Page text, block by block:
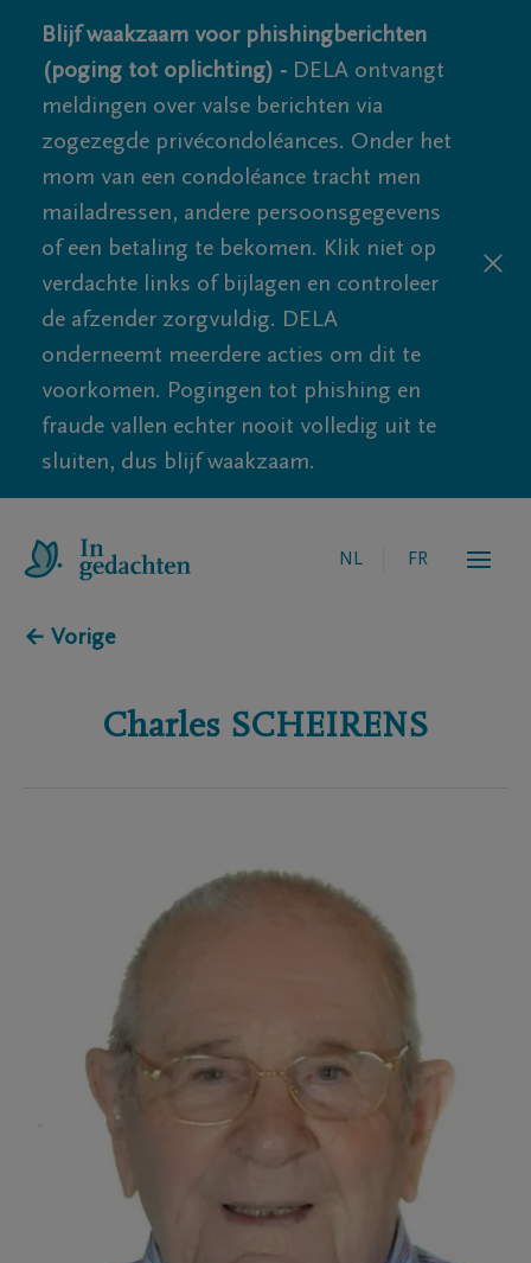
Blijf waakzaam voor phishingberichten
(poging tot oplichting) - DELA ontvangt
meldingen over valse berichten via
zogezegde privécondoléances. Onder het
mom van een condoléance tracht men
mailadressen, andere persoonsgegevens
of een betaling te bekomen. Klik niet op
verdachte links of bijlagen en controleer
de afzender zorgvuldig. DELA
onderneemt meerdere acties om dit te
voorkomen. Pogingen tot phishing en
fraude vallen echter nooit volledig uit te
sluiten, dus blijf waakzaam.
NL FR
← Vorige
Charles SCHEIRENS